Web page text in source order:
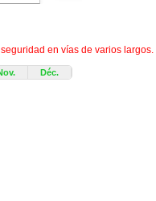
en vías de varios largos.
Déc.